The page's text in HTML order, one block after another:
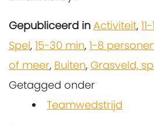
Gepubliceerd in Activiteit,
Spel, 15-30 min, 1-8
of meer, Buiten, Grasveld,
Getagged onder
Teamwedstrijd